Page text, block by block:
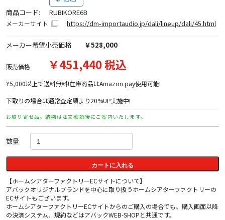
商品コード: RUBIKORE6B
メーカーサイト https://dm-importaudio.jp/dali/lineup/dali/45.html
メーカー希望小売価格 ￥528,000
販売価格 ￥451,440 税込
¥5,000以上で送料無料!在庫商品はAmazon pay使用可能!
下取りの場合は通常査定額より20%UP実施中!
お取り寄せ品。納期は注文確認後にご案内いたします。
数量
カートに入れる
【ホームシアターファクトリーECサイトについて】
アバックオリジナルブランドを中心に取り扱うホームシアターファクトリーの
ECサイトもございます。
ホームシアターファクトリーECサイトからのご購入の場合でも、購入画面以降
の決済システム、規約などはアバックWEB-SHOPと共通です。